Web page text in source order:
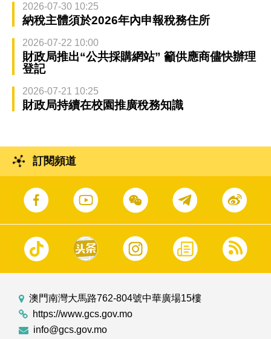
2026-07-30 10:25
納稅主體須於2026年內申報稅務住所
2026-07-22 10:00
財政局推出“公共採購網站” 籲供應商儘快辦理
登記
2026-07-21 10:25
財政局持續在校園推廣稅務知識
訂閱頻道
澳門南灣大馬路762-804號中華廣場15樓
https://www.gcs.gov.mo
info@gcs.gov.mo